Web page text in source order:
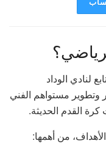
لنادي الوداد
وتطوير مستواهم الفني
القدم الحديثة.
من أهمها: